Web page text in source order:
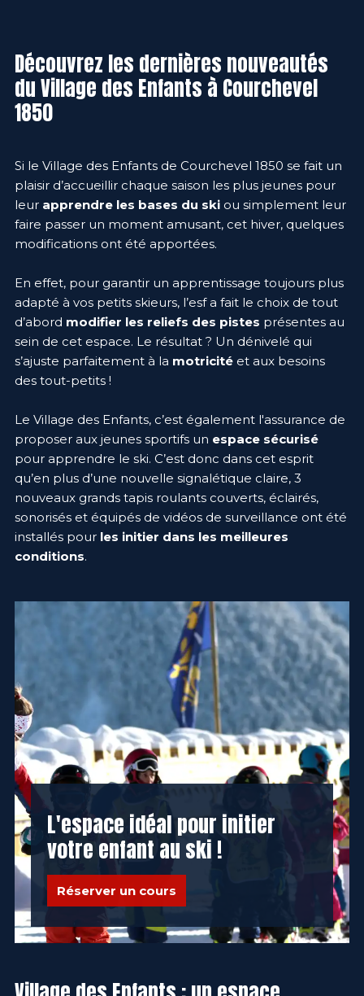
Découvrez les dernières nouveautés
du Village des Enfants à Courchevel
1850
Si le Village des Enfants de Courchevel 1850 se fait un
plaisir d’accueillir chaque saison les plus jeunes pour
leur apprendre les bases du ski ou simplement leur
faire passer un moment amusant, cet hiver, quelques
modifications ont été apportées.
En effet, pour garantir un apprentissage toujours plus
adapté à vos petits skieurs, l’esf a fait le choix de tout
d’abord modifier les reliefs des pistes présentes au
sein de cet espace. Le résultat ? Un dénivelé qui
s’ajuste parfaitement à la motricité et aux besoins
des tout-petits !
Le Village des Enfants, c’est également l'assurance de
proposer aux jeunes sportifs un espace sécurisé
pour apprendre le ski. C’est donc dans cet esprit
qu’en plus d’une nouvelle signalétique claire, 3
nouveaux grands tapis roulants couverts, éclairés,
sonorisés et équipés de vidéos de surveillance ont été
installés pour les initier dans les meilleures
conditions.
L'espace idéal pour initier
votre enfant au ski !
Réserver un cours